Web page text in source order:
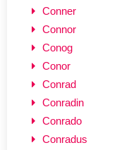
Conner
Connor
Conog
Conor
Conrad
Conradin
Conrado
Conradus